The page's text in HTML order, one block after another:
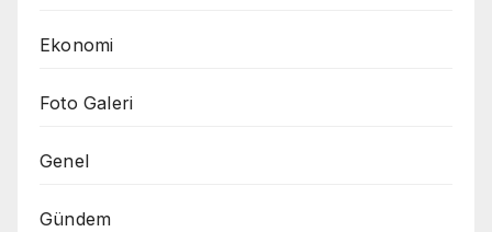
Ekonomi
Foto Galeri
Genel
Gündem